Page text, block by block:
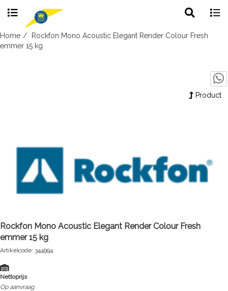
Skip
to
search
Home
Rockfon Mono Acoustic Elegant Render Colour Fresh
emmer 15 kg
Product
Rockfon Mono Acoustic Elegant Render Colour Fresh
emmer 15 kg
Artikelcode: 344994
Nettoprijs
Op aanvraag